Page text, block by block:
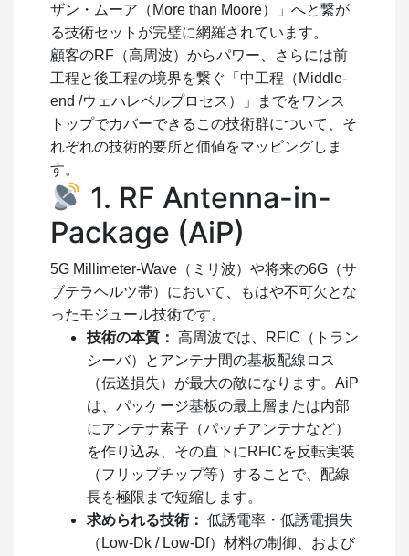
ザン・ムーア（More than Moore）」へと繋が
る技術セットが完璧に網羅されています。
顧客のRF（高周波）からパワー、さらには前
工程と後工程の境界を繋ぐ「中工程（Middle-
end /ウェハレベルプロセス）」までをワンス
トップでカバーできるこの技術群について、そ
れぞれの技術的要所と価値をマッピングしま
す。
1. RF Antenna-in-
Package (AiP)
5G Millimeter-Wave（ミリ波）や将来の6G（サ
ブテラヘルツ帯）において、もはや不可欠とな
ったモジュール技術です。
技術の本質： 高周波では、RFIC（トラン
シーバ）とアンテナ間の基板配線ロス
（伝送損失）が最大の敵になります。AiP
は、パッケージ基板の最上層または内部
にアンテナ素子（パッチアンテナなど）
を作り込み、その直下にRFICを反転実装
（フリップチップ等）することで、配線
長を極限まで短縮します。
求められる技術： 低誘電率・低誘電損失
（Low-Dk / Low-Df）材料の制御、および